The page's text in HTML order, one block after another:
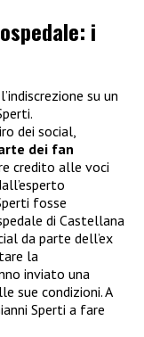
i
su un
dei social,
dei fan
credito alle voci
fosse
di Castellana
da parte dell’ex
la
inviato una
sue condizioni. A
Sperti a fare